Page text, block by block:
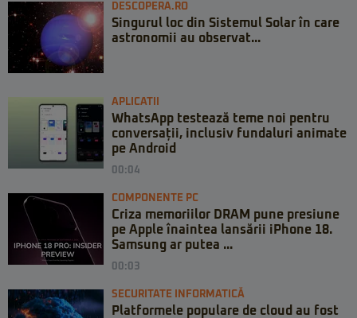
DESCOPERA.RO
Singurul loc din Sistemul Solar în care
astronomii au observat...
APLICATII
WhatsApp testează teme noi pentru
conversații, inclusiv fundaluri animate
pe Android
00:04
COMPONENTE PC
Criza memoriilor DRAM pune presiune
pe Apple înaintea lansării iPhone 18.
Samsung ar putea ...
00:03
SECURITATE INFORMATICĂ
Platformele populare de cloud au fost